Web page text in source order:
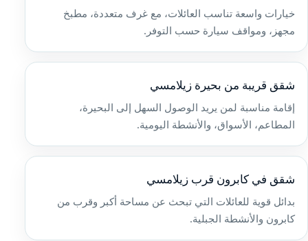
خيارات واسعة تناسب العائلات، مع غرف متعددة، مطبخ
مجهز، ومواقف سيارة حسب التوفر.
شقق قريبة من بحيرة زيلامسي
إقامة مناسبة لمن يريد الوصول السهل إلى البحيرة،
المطاعم، الأسواق، والأنشطة اليومية.
شقق في كابرون قرب زيلامسي
بدائل قوية للعائلات التي تبحث عن مساحة أكبر وقرب من
كابرون والأنشطة الجبلية.